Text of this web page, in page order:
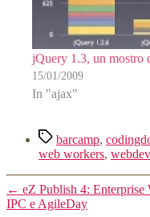
jQuery 1.3, un mostro
15/01/2009
In "ajax"
Tagbarcamp,
web workers, webdev
← eZ Publish 4: Enterprise
IPC e AgileDay